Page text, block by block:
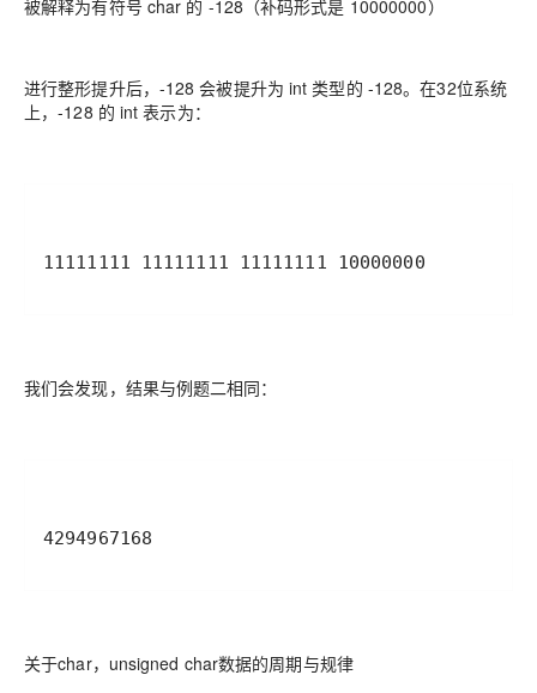
被解释为有符号 char 的 -128（补码形式是 10000000）
进行整形提升后，-128 会被提升为 int 类型的 -128。在32位系统
上，-128 的 int 表示为：
11111111 11111111 11111111 10000000
我们会发现，结果与例题二相同：
4294967168
关于char，unsigned char数据的周期与规律